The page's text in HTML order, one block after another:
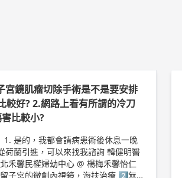
宮鏡肌瘤切除手術是不是要安排
較好? 2.網路上看有所謂的冷刀
比較小?
引進，可以來找我諮詢 韓健明醫
子宮的微創內視鏡，海扶治療 2️⃣無